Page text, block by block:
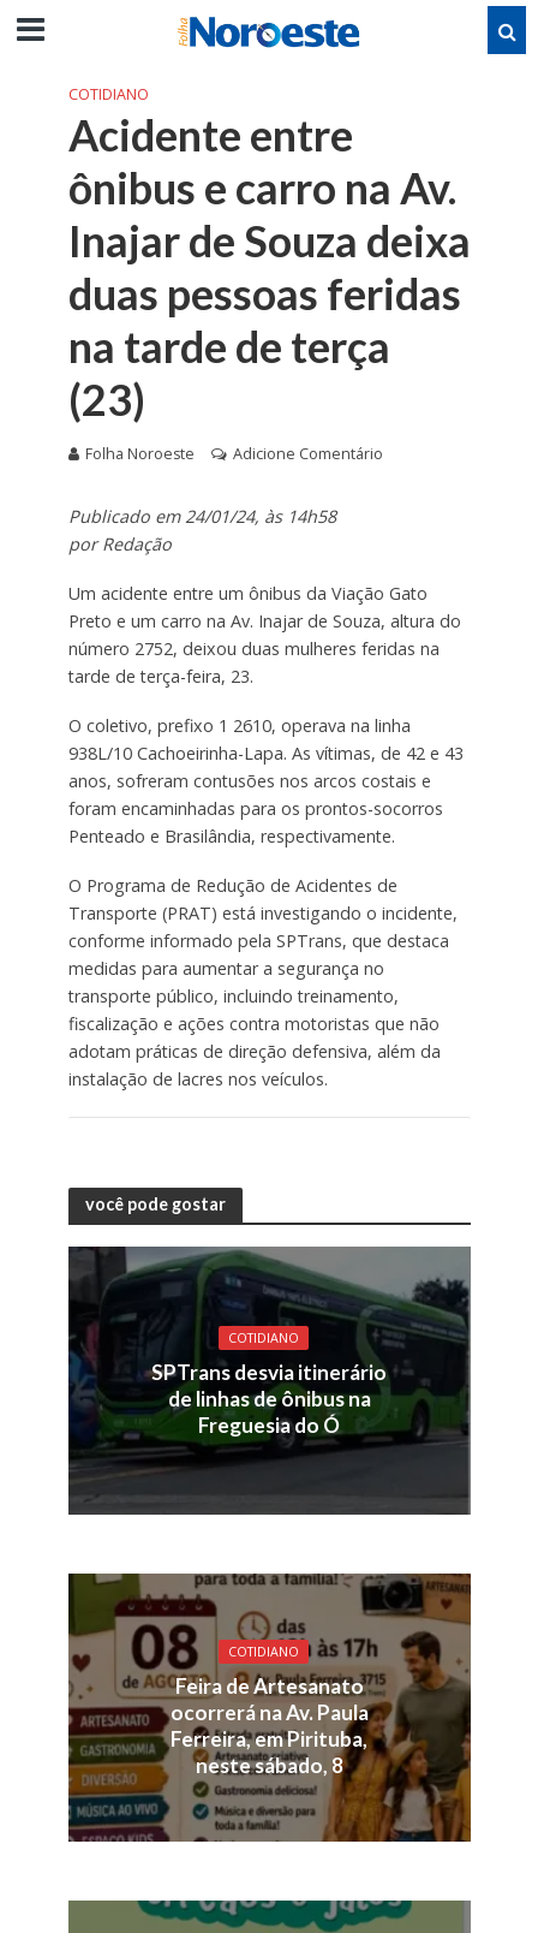
COTIDIANO
Acidente entre
ônibus e carro na Av.
Inajar de Souza deixa
duas pessoas feridas
na tarde de terça
(23)
Folha Noroeste Adicione Comentário
Publicado em 24/01/24, às 14h58
por Redação
Um acidente entre um ônibus da Viação Gato
Preto e um carro na Av. Inajar de Souza, altura do
número 2752, deixou duas mulheres feridas na
tarde de terça-feira, 23.
O coletivo, prefixo 1 2610, operava na linha
938L/10 Cachoeirinha-Lapa. As vítimas, de 42 e 43
anos, sofreram contusões nos arcos costais e
foram encaminhadas para os prontos-socorros
Penteado e Brasilândia, respectivamente.
O Programa de Redução de Acidentes de
Transporte (PRAT) está investigando o incidente,
conforme informado pela SPTrans, que destaca
medidas para aumentar a segurança no
transporte público, incluindo treinamento,
fiscalização e ações contra motoristas que não
adotam práticas de direção defensiva, além da
instalação de lacres nos veículos.
você pode gostar
COTIDIANO
SPTrans desvia itinerário
de linhas de ônibus na
Freguesia do Ó
COTIDIANO
Feira de Artesanato
ocorrerá na Av. Paula
Ferreira, em Pirituba,
neste sábado, 8